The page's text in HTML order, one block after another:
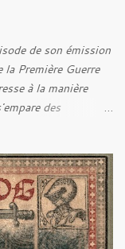
de son émission
la Première Guerre
à la manière
des
de Noise (
), qui reviennent sur
Le documentaire
"Kohle"
qu'à l'historien